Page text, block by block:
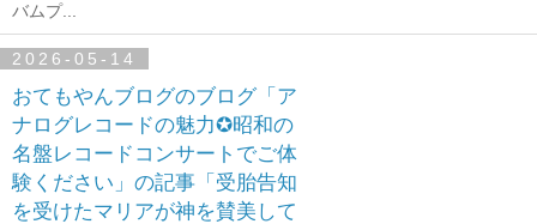
バムプ...
2026-05-14
おてもやんブログのブログ「ア
ナログレコードの魅力✪昭和の
名盤レコードコンサートでご体
験ください」の記事「受胎告知
を受けたマリアが神を賛美して